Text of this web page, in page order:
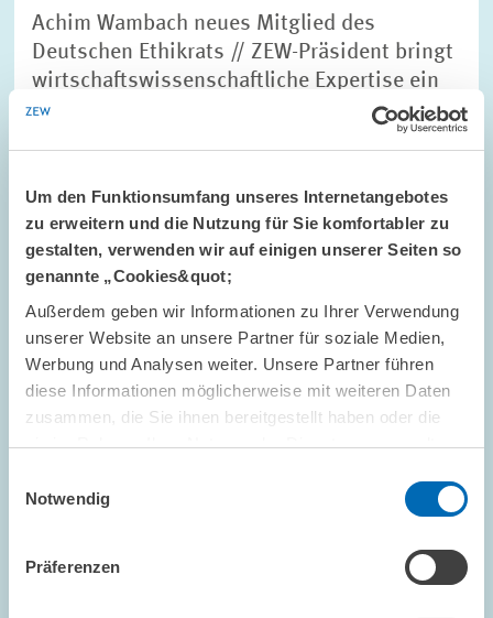
Um den Funktionsumfang unseres Internetangebotes
zu erweitern und die Nutzung für Sie komfortabler zu
gestalten, verwenden wir auf einigen unserer Seiten so
genannte „Cookies&quot;
Außerdem geben wir Informationen zu Ihrer Verwendung
unserer Website an unsere Partner für soziale Medien,
Werbung und Analysen weiter. Unsere Partner führen
diese Informationen möglicherweise mit weiteren Daten
zusammen, die Sie ihnen bereitgestellt haben oder die
sie im Rahmen Ihrer Nutzung der Dienste gesammelt
Notwendig
Präferenzen
Achim Wambach neues Mitglied des
Deutschen Ethikrats // ZEW-Präsident bringt
wirtschaftswissenschaftliche Expertise ein
GESCHÄFTSFÜHRUNG ETHIK BERUFUNG
Bild
öffnet
in
vergrößerter
Ansicht